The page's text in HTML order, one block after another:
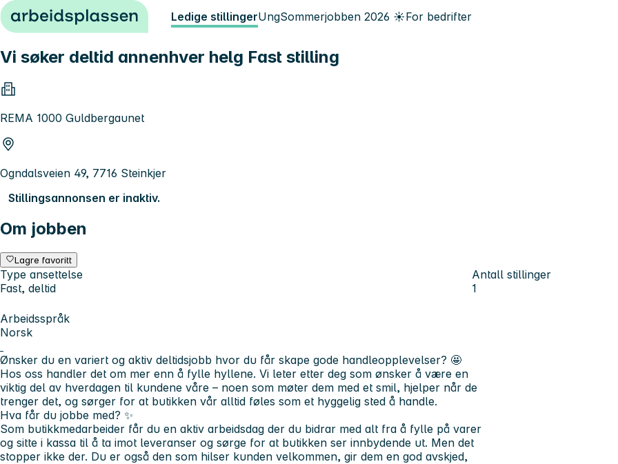
Hopp til innhold Ledige stillingerUngSommerjobben 2026 ☀️For bedrifter
Vi søker deltid annenhver helg Fast stilling
REMA 1000 Guldbergaunet
Ogndalsveien 49, 7716 Steinkjer
Stillingsannonsen er inaktiv.
Om jobben
Lagre favoritt
Type ansettelse
Fast, deltid
Antall stillinger
1
Arbeidsspråk
Norsk
Ønsker du en variert og aktiv deltidsjobb hvor du får skape gode handleopplevelser? 🤩
Hos oss handler det om mer enn å fylle hyllene. Vi leter etter deg som ønsker å være en
viktig del av hverdagen til kundene våre – noen som møter dem med et smil, hjelper når de
trenger det, og sørger for at butikken vår alltid føles som et hyggelig sted å handle.
Hva får du jobbe med? ✨
Som butikkmedarbeider får du en aktiv arbeidsdag der du bidrar med alt fra å fylle på varer
og sitte i kassa til å ta imot leveranser og sørge for at butikken ser innbydende ut. Men det
stopper ikke der. Du er også den som hilser kunden velkommen, gir dem en god avskjed,